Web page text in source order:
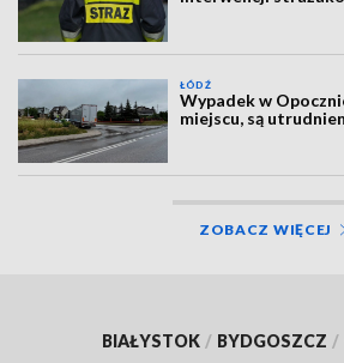
ŁÓDŹ
Wypadek w
miejscu, są
ZOBACZ WIĘCEJ
BIAŁYSTOK / BYDGOSZCZ /